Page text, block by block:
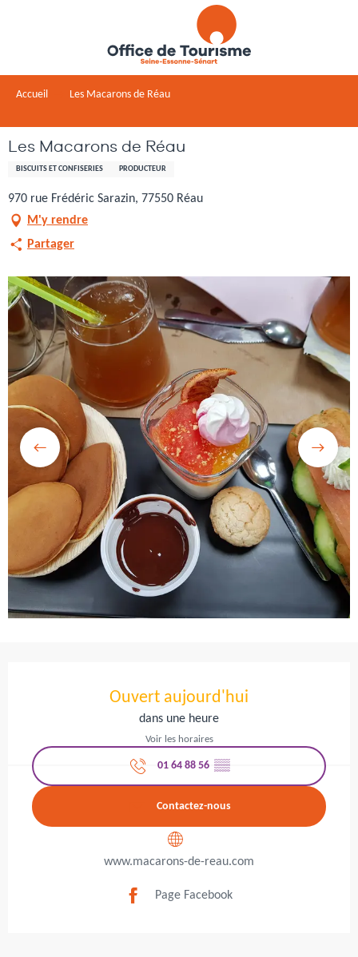
Accueil Les Macarons de Réau
Les Macarons de Réau
BISCUITS ET CONFISERIES PRODUCTEUR
970 rue Frédéric Sarazin, 77550 Réau
M'y rendre
Partager
Ouvert aujourd'hui
dans une heure
Voir les horaires
01 64 88 56 ▒▒
Contactez-nous
www.macarons-de-reau.com
Page Facebook